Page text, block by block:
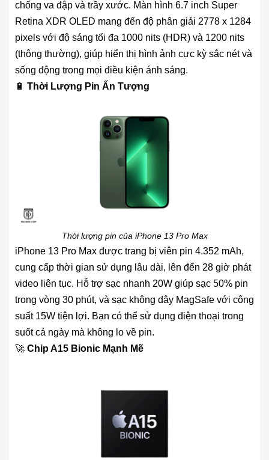
chống va đập và trầy xước. Màn hình 6.7 inch Super
Retina XDR OLED mang đến độ phân giải 2778 x 1284
pixels với độ sáng tối đa 1000 nits (HDR) và 1200 nits
(thông thường), giúp hiển thị hình ảnh cực kỳ sắc nét và
sống động trong mọi điều kiện ánh sáng.
🔋 Thời Lượng Pin Ấn Tượng
Thời lượng pin của iPhone 13 Pro Max
iPhone 13 Pro Max được trang bị viên pin 4.352 mAh,
cung cấp thời gian sử dụng lâu dài, lên đến 28 giờ phát
video liên tục. Hỗ trợ sạc nhanh 20W giúp sạc 50% pin
trong vòng 30 phút, và sạc không dây MagSafe với công
suất 15W tiện lợi. Bạn có thể sử dụng điện thoại trong
suốt cả ngày mà không lo về pin.
🚀 Chip A15 Bionic Mạnh Mẽ